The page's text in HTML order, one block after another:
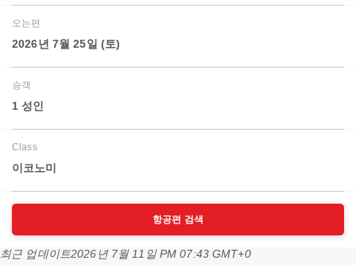
오는편
2026년 7월 25일 (토)
승객
1 성인
Class
이코노미
항공편 검색
최근 업데이트2026년 7월 11일 PM 07:43 GMT+0